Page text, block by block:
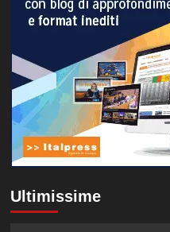
Ultimissime